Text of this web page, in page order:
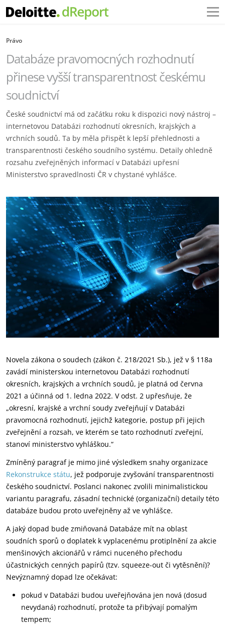
Právo
Databáze pravomocných rozhodnutí
přinese vyšší transparentnost českému
soudnictví
České soudnictví má od začátku roku k dispozici nový nástroj –
internetovou Databázi rozhodnutí okresních, krajských a
vrchních soudů. Ta by měla přispět k lepší přehlednosti a
transparentnosti českého soudního systému. Detaily ohledně
rozsahu zveřejněných informací v Databázi upřesní
Ministerstvo spravedlnosti ČR v chystané vyhlášce.
Novela zákona o soudech (zákon č. 218/2021 Sb.), jež v § 118a
zavádí ministerskou internetovou Databázi rozhodnutí
okresních, krajských a vrchních soudů, je platná od června
2021 a účinná od 1. ledna 2022. V odst. 2 upřesňuje, že
„okresní, krajské a vrchní soudy zveřejňují v Databázi
pravomocná rozhodnutí, jejichž kategorie, postup při jejich
zveřejnění a rozsah, ve kterém se tato rozhodnutí zveřejní,
stanoví ministerstvo vyhláškou.“
Zmíněný paragraf je mimo jiné výsledkem snahy organizace
Rekonstrukce státu, jež podporuje zvyšování transparentnosti
českého soudnictví. Poslanci nakonec zvolili minimalistickou
variantu paragrafu, zásadní technické (organizační) detaily této
databáze budou proto uveřejněny až ve vyhlášce.
A jaký dopad bude zmiňovaná Databáze mít na oblast
soudních sporů o doplatek k vyplacenému protiplnění za akcie
menšinových akcionářů v rámci nuceného přechodu
účastnických cenných papírů (tzv. squeeze-out či vytěsnění)?
Nevýznamný dopad lze očekávat:
pokud v Databázi budou uveřejňována jen nová (dosud
nevydaná) rozhodnutí, protože ta přibývají pomalým
tempem;